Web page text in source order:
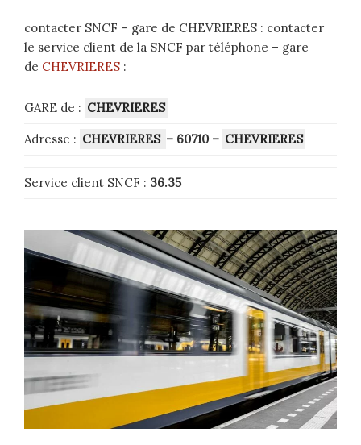
contacter SNCF – gare de CHEVRIERES : contacter
le service client de la SNCF par téléphone – gare
de CHEVRIERES :
GARE de : CHEVRIERES
Adresse : CHEVRIERES – 60710 – CHEVRIERES
Service client SNCF : 36.35